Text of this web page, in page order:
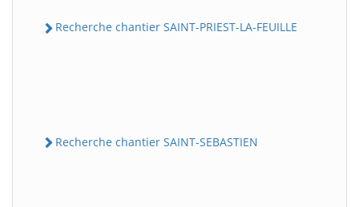
Recherche chantier SAINT-PRIEST-LA-FEUILLE
Recherche chantier SAINT-SEBASTIEN